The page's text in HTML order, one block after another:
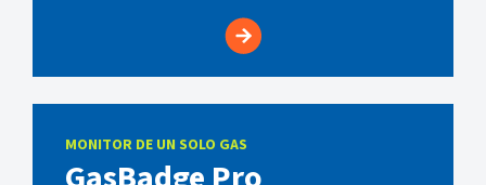
MONITOR DE UN SOLO GAS